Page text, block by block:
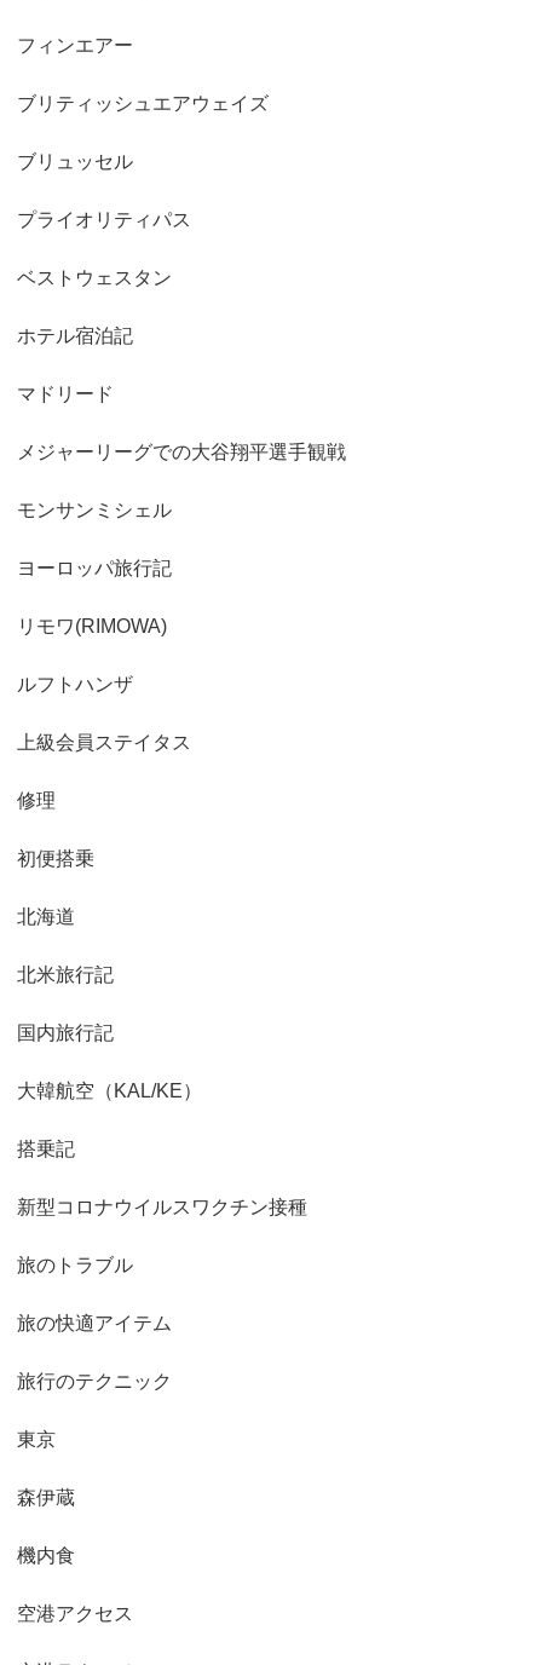
フィンエアー
ブリティッシュエアウェイズ
ブリュッセル
プライオリティパス
ベストウェスタン
ホテル宿泊記
マドリード
メジャーリーグでの大谷翔平選手観戦
モンサンミシェル
ヨーロッパ旅行記
リモワ(RIMOWA)
ルフトハンザ
上級会員ステイタス
修理
初便搭乗
北海道
北米旅行記
国内旅行記
大韓航空（KAL/KE）
搭乗記
新型コロナウイルスワクチン接種
旅のトラブル
旅の快適アイテム
旅行のテクニック
東京
森伊蔵
機内食
空港アクセス